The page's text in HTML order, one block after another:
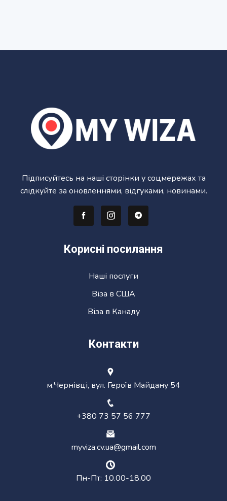
Підписуйтесь на наші сторінки у соцмережах та
слідкуйте за оновленнями, відгуками, новинами.
Корисні посилання
Наші послуги
Віза в США
Віза в Канаду
Контакти
м.Чернівці, вул. Героїв Майдану 54
+380 73 57 56 777
myviza.cv.ua@gmail.com
Пн-Пт: 10.00-18.00